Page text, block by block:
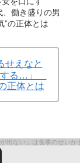
働き盛りの男
”の正体とは
せえなと
する…」
正体とは
出ない」は食事のせい